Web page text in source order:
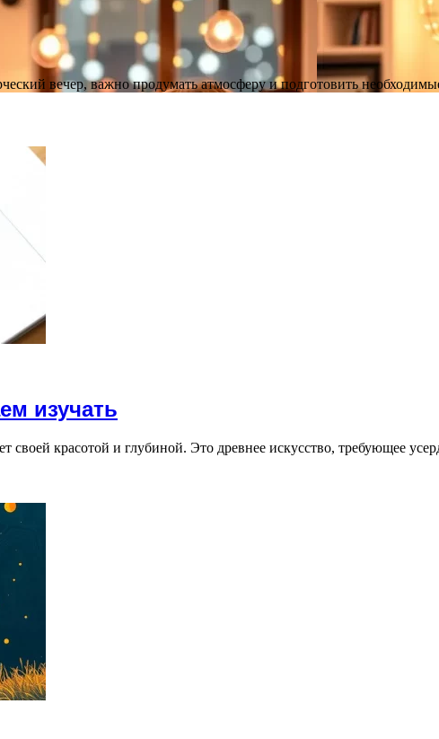
вечер, важно продумать атмосферу и подготовить
изучать
своей красотой и глубиной. Это древнее искусство, требующее